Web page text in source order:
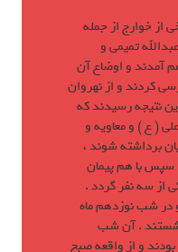
از خوارج از جمله
تميمی و
آمدند و اوضاع آن
کردند و از نهروان
نتيجه رسيدند که
( ع ) و معاويه و
برداشته شوند ،
سپس با هم پيمان
از سه نفر گردد .
در شب نوزدهم ماه
. آن شب
و از واقعه صبح